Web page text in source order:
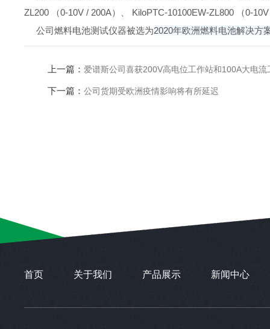
ZL200
（0-10V / 200A）、 KiloPTC-10100EW-ZL800 （0-
公司燃料电池测试仪器被选为2020年欧洲燃料电池解决方
上一篇： 爱谱斯公司喜获200V高电位工作站和100A大电流
下一篇： 公司货期受欧洲疫情影响将有所延迟
首页 关于我们 产品展示 新闻中心